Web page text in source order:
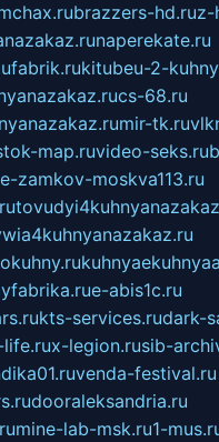
brazzers-hd.ruz-
naperekate.ru
kitubeu-2-
cs-68.ru
mir-tk.ru
map.ruvideo-seks.ru
zamkov-moskva113.ru
e-abis1c.ru
kts-services.rudark-
x-legion.rusib-
venda-festival.ru
dooraleksandria.ru
mine-lab-msk.ru1-